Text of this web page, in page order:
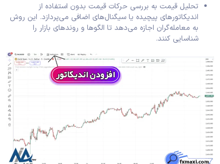
تحلیل قیمت به بررسی حرکات قیمت بدون استفاده از
اندیکاتورهای پیچیده یا سیگنال‌های اضافی می‌پردازد. این روش
به معامله‌گران اجازه می‌دهد تا الگوها و روندهای بازار را
شناسایی کنند.